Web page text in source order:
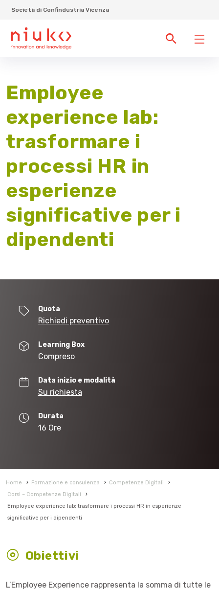
Società di Confindustria Vicenza
Employee
experience lab:
trasformare i
processi HR in
esperienze
significative per i
dipendenti
Quota
Richiedi preventivo
Learning Box
Compreso
Data inizio e modalità
Su richiesta
Durata
16 Ore
Home › Formazione e consulenza › Competenze Digitali
›
Corsi – Competenze Digitali
›
Employee experience lab: trasformare i processi HR in esperienze
significative per i dipendenti
Obiettivi
L’Employee Experience rappresenta la somma di tutte le